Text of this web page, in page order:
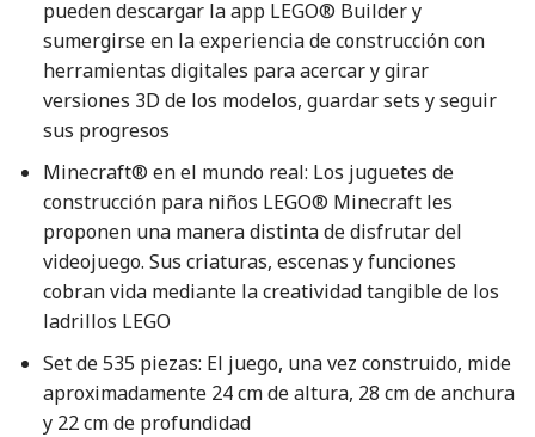
pueden descargar la app LEGO® Builder y
sumergirse en la experiencia de construcción con
herramientas digitales para acercar y girar
versiones 3D de los modelos, guardar sets y seguir
sus progresos
Minecraft® en el mundo real: Los juguetes de
construcción para niños LEGO® Minecraft les
proponen una manera distinta de disfrutar del
videojuego. Sus criaturas, escenas y funciones
cobran vida mediante la creatividad tangible de los
ladrillos LEGO
Set de 535 piezas: El juego, una vez construido, mide
aproximadamente 24 cm de altura, 28 cm de anchura
y 22 cm de profundidad